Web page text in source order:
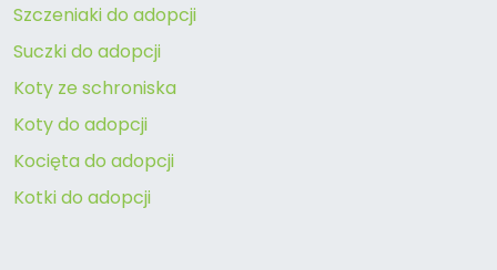
Szczeniaki do adopcji
Suczki do adopcji
Koty ze schroniska
Koty do adopcji
Kocięta do adopcji
Kotki do adopcji